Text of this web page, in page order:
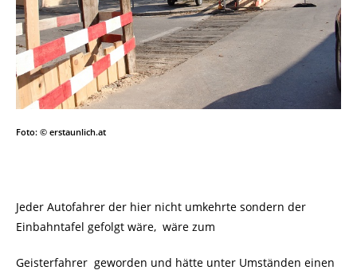
Foto: © erstaunlich.at
Jeder Autofahrer der hier nicht umkehrte sondern der
Einbahntafel gefolgt wäre, wäre zum
Geisterfahrer geworden und hätte unter Umständen einen